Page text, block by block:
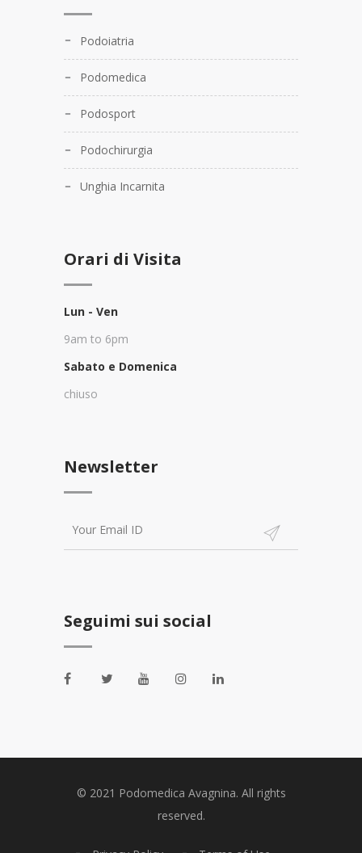
Podoiatria
Podomedica
Podosport
Podochirurgia
Unghia Incarnita
Orari di Visita
Lun - Ven
9am to 6pm
Sabato e Domenica
chiuso
Newsletter
Seguimi sui social
© 2021 Podomedica Avagnina. All rights
reserved.